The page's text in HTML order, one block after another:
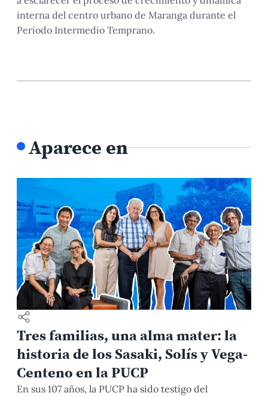
interna del centro urbano de Maranga durante el
Período Intermedio Temprano.
Aparece en
Tres familias, una alma mater: la
historia de los Sasaki, Solís y Vega-
Centeno en la PUCP
En sus 107 años, la PUCP ha sido testigo del